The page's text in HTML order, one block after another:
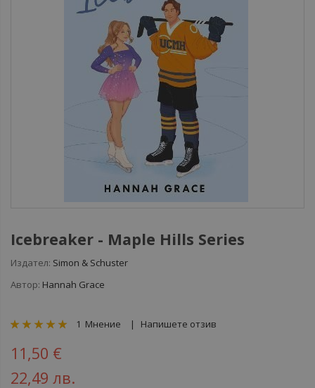
Icebreaker - Maple Hills Series
Издател: Simon & Schuster
Автор: Hannah Grace
рейтинг:
1 Мнение Напишете отзив
11,50 €
22,49 лв.